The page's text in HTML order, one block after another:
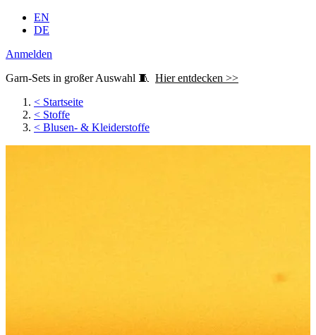
EN
DE
Anmelden
Garn-Sets in großer Auswahl 🧵 Hier entdecken >>
< Startseite
< Stoffe
< Blusen- & Kleiderstoffe